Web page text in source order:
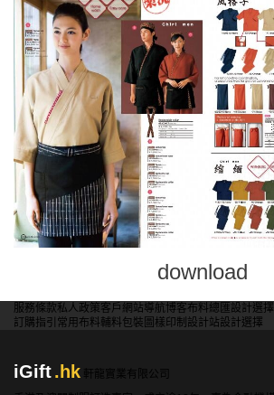
download
服務條款私人政策客戶 網站導航博客布料總匯設計選擇
訂購指引 常用布料輔料包裝 圖樣印制 設計站設計選擇
iGift.hk
軒龍實業有限公司